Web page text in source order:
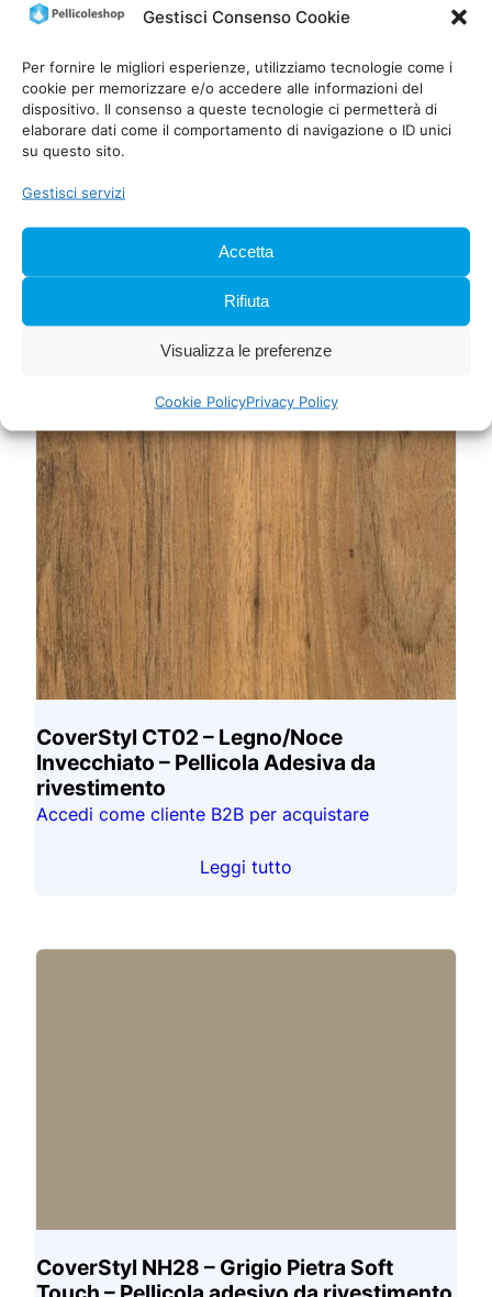
Gestisci Consenso Cookie
Per fornire le migliori esperienze, utilizziamo tecnologie come i
cookie per memorizzare e/o accedere alle informazioni del
dispositivo. Il consenso a queste tecnologie ci permetterà di
elaborare dati come il comportamento di navigazione o ID unici
su questo sito.
Gestisci servizi
Accetta
Rifiuta
Visualizza le preferenze
Cookie PolicyPrivacy Policy
CoverStyl NH44 – Marmo/Grigio
Tabacco – Pellicola adesiva da
Accedi come cliente B2B per acquistare
CoverStyl CT02 – Legno/Noce
Invecchiato – Pellicola Adesiva da
rivestimento
Accedi come cliente B2B per acquistare
Leggi tutto
CoverStyl NH28 – Grigio Pietra Soft